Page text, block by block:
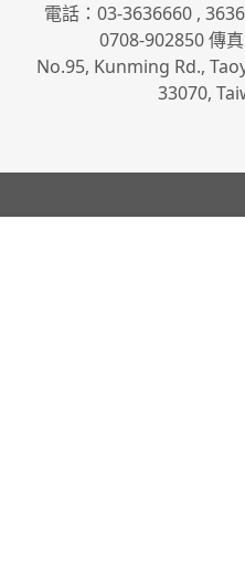
電話：03-3636660 ,
0708-902850 傳
No.95, Kunming Rd.,
33070,